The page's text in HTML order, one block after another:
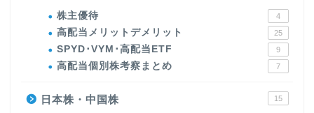
株主優待 4
高配当メリットデメリット 25
SPYD･VYM･高配当ETF 9
高配当個別株考察まとめ 7
日本株・中国株 15